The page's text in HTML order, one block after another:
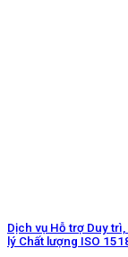
Dịch vụ Hỗ trợ Duy
lý Chất lượng ISO